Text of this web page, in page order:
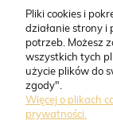
Pliki cookies i
działanie strony i
potrzeb. Możesz
wszystkich tych
użycie plików do
zgody".
Więcej o plikach
prywatności.